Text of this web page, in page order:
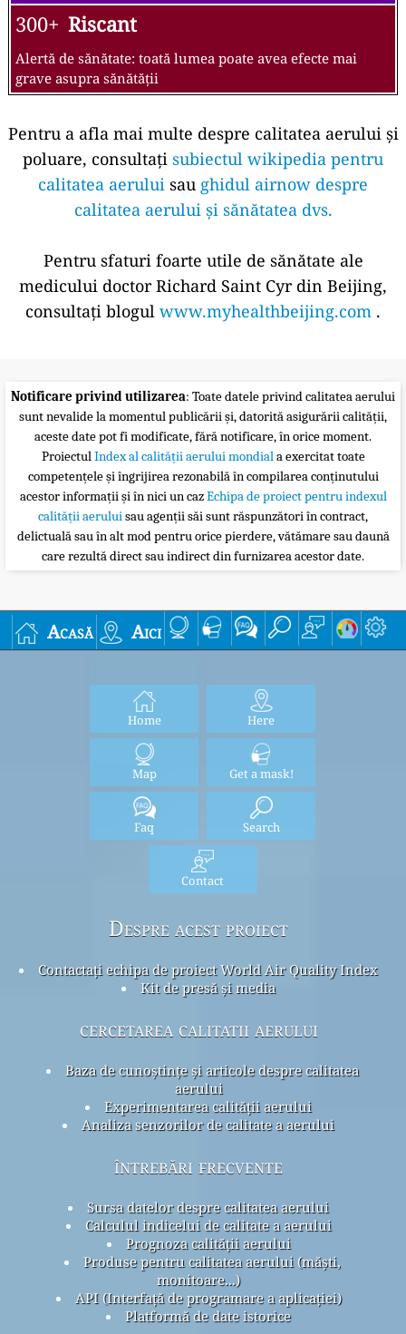
300+ Riscant
Alertă de sănătate: toată lumea poate avea efecte mai
grave asupra sănătății
Pentru a afla mai multe despre calitatea aerului și
poluare, consultați subiectul wikipedia pentru
calitatea aerului sau ghidul airnow despre
calitatea aerului și sănătatea dvs.
Pentru sfaturi foarte utile de sănătate ale
medicului doctor Richard Saint Cyr din Beijing,
consultați blogul www.myhealthbeijing.com .
Notificare privind utilizarea: Toate datele privind calitatea aerului
sunt nevalide la momentul publicării și, datorită asigurării calității,
aceste date pot fi modificate, fără notificare, în orice moment.
ProiectulIndex al calității aerului mondiala exercitat toate
competențele și îngrijirea rezonabilă în compilarea conținutului
acestor informații și în nici un cazEchipa de proiect pentru indexul
calității aeruluisau agenții săi sunt răspunzători în contract,
delictuală sau în alt mod pentru orice pierdere, vătămare sau daună
care rezultă direct sau indirect din furnizarea acestor date.
Acasă Aici
Home Here
Map Get a mask!
Faq Search
Contact
Despre acest proiect
Contactați echipa de proiect World Air Quality Index
Kit de presă și media
cercetarea calitatii aerului
Baza de cunoștințe și articole despre calitatea
aerului
Experimentarea calității aerului
Analiza senzorilor de calitate a aerului
întrebări frecvente
Sursa datelor despre calitatea aerului
Calculul indicelui de calitate a aerului
Prognoza calității aerului
Produse pentru calitatea aerului (măști,
monitoare...)
API (Interfață de programare a aplicației)
Platformă de date istorice